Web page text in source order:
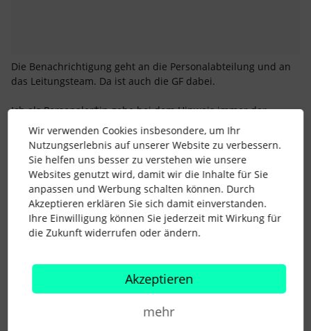
Die Benachrichtigung geht an die Personalabteilung und an
das Leitungsteam. Da ist auch die GF dabei.
Ich als Personaler*in gebe bei dem Hinweis immer der
Führungskraft die Rückmeldung, ob eine Langzeiterkrankung
vorliegt. Bei 6 Wochen am Stück weiß die Führungskraft das
selbst, aber bei mehreren Krankmeldungen verteilt auf 365
Tage hat das nicht jeder im Blick. Muss man ja auch nicht,
dafür gibts mich und Personio.
Viele Grüße
Andrea
Wir verwenden Cookies insbesondere, um Ihr
Nutzungserlebnis auf unserer Website zu verbessern.
Sie helfen uns besser zu verstehen wie unsere
Websites genutzt wird, damit wir die Inhalte für Sie
anpassen und Werbung schalten können. Durch
Akzeptieren erklären Sie sich damit einverstanden.
Ihre Einwilligung können Sie jederzeit mit Wirkung für
die Zukunft widerrufen oder ändern.
Akzeptieren
mehr